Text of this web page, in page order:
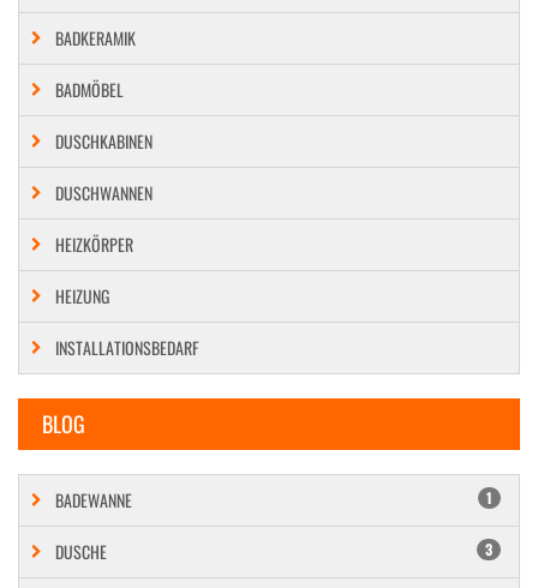
BADKERAMIK
BADMÖBEL
DUSCHKABINEN
DUSCHWANNEN
HEIZKÖRPER
HEIZUNG
INSTALLATIONSBEDARF
BLOG
BADEWANNE 1
DUSCHE 3